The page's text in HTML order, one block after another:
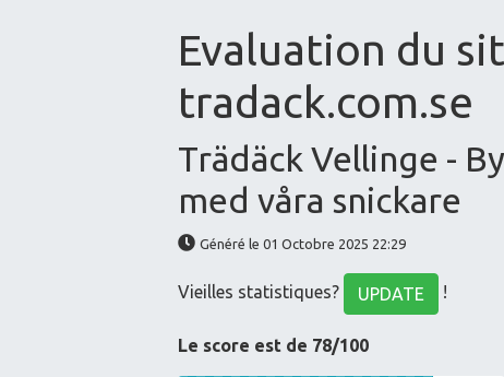
Evaluation du
tradack.com.se
Trädäck Vellinge -
med våra snickare
Généré le 01 Octobre 2025 22:29
Vieilles statistiques? UPDATE !
Le score est de 78/100